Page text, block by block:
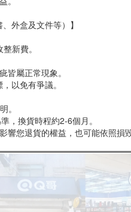
外盒及文件等）】
新費。
皆屬正常現象。
以免有爭議。
。
，換貨時程約2-6個月。
您退貨的權益，也可能依照損